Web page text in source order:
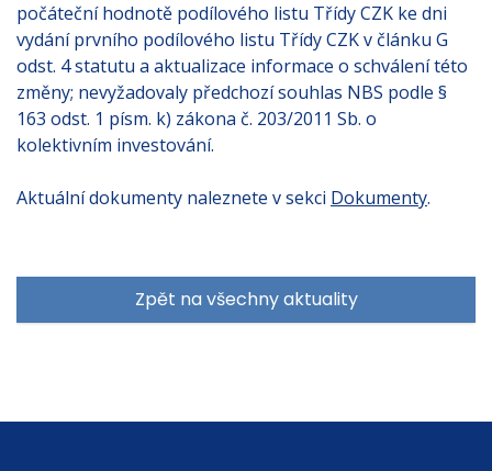
počáteční hodnotě podílového listu Třídy CZK ke dni
vydání prvního podílového listu Třídy CZK v článku G
odst. 4 statutu a aktualizace informace o schválení této
změny; nevyžadovaly předchozí souhlas NBS podle §
163 odst. 1 písm. k) zákona č. 203/2011 Sb. o
kolektivním investování.
Aktuální dokumenty naleznete v sekci Dokumenty.
Zpět na všechny aktuality